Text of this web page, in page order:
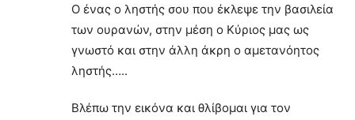
Ο ένας ο ληστής σου που έκλεψε την βασιλεία
των ουρανών, στην μέση ο Κύριος μας ως
γνωστό και στην άλλη άκρη ο αμετανόητος
ληστής…..
Βλέπω την εικόνα και θλίβομαι για τον